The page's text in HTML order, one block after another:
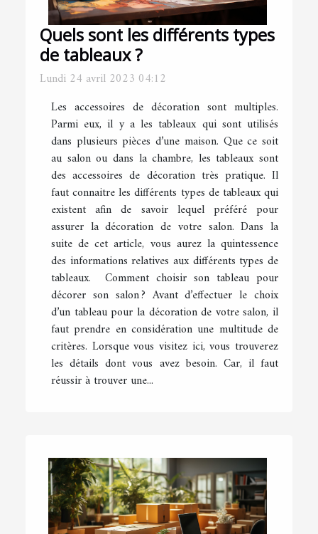
Quels sont les différents types
de tableaux ?
Lundi 24 avril 2023 04:12
Les accessoires de décoration sont multiples.
Parmi eux, il y a les tableaux qui sont utilisés
dans plusieurs pièces d’une maison. Que ce soit
au salon ou dans la chambre, les tableaux sont
des accessoires de décoration très pratique. Il
faut connaitre les différents types de tableaux qui
existent afin de savoir lequel préféré pour
assurer la décoration de votre salon. Dans la
suite de cet article, vous aurez la quintessence
des informations relatives aux différents types de
tableaux. Comment choisir son tableau pour
décorer son salon ? Avant d’effectuer le choix
d’un tableau pour la décoration de votre salon, il
faut prendre en considération une multitude de
critères. Lorsque vous visitez ici, vous trouverez
les détails dont vous avez besoin. Car, il faut
réussir à trouver une...